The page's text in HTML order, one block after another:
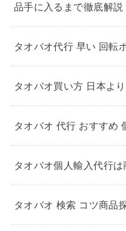
品手に入るまで徹底解説
タオバオ代行 早い 回転
タオバオ買い方 日本よ
タオバオ 代行 おすすめ
タオバオ個人輸入代行
タオバオ 検索 コツ商品